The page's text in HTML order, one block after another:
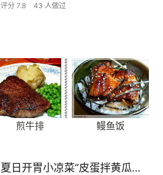
评分 7.8 43 人做过
煎牛排 鳗鱼饭
夏日开胃小凉菜“皮蛋拌黄瓜🥒”开胃减脂